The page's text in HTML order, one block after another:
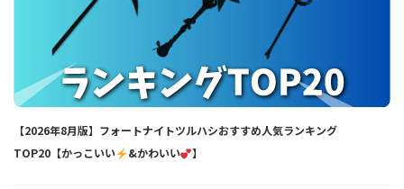
【2026年8月版】フォートナイトツルハシおすすめ人気ランキング
TOP20【かっこいい
&かわいい 】